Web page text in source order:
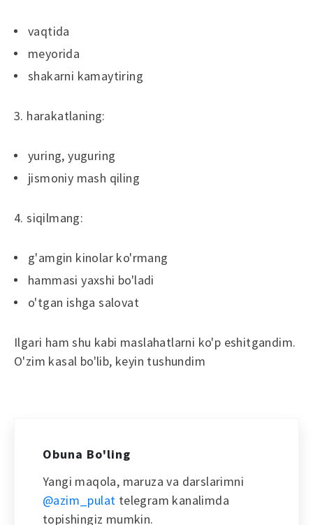
vaqtida
meyorida
shakarni kamaytiring
3. harakatlaning:
yuring, yuguring
jismoniy mash qiling
4. siqilmang:
g'amgin kinolar ko'rmang
hammasi yaxshi bo'ladi
o'tgan ishga salovat
Ilgari ham shu kabi maslahatlarni ko'p eshitgandim.
O'zim kasal bo'lib, keyin tushundim
Obuna Bo'ling
Yangi maqola, maruza va darslarimni
@azim_pulat telegram kanalimda
topishingiz mumkin.